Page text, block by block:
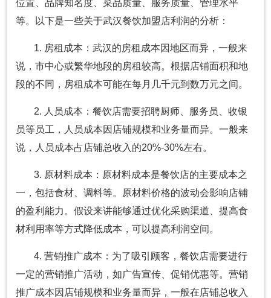
位置、品牌知名度、菜品质量、服务质量、管理水平
等。以下是一些关于武汉餐饮加盟店利润的分析：
1. 房租成本：武汉的房租成本因地区而异，一般来
说，市中心或繁华地段的房租较高。根据店铺面积和地
段的不同，房租成本可能在每月几千元到数万元之间。
2. 人员成本：餐饮店需要招聘厨师、服务员、收银
员等员工，人员成本因店铺规模和业务量而异。一般来
说，人员成本占店铺总收入的20%-30%左右。
3. 原材料成本：原材料成本是餐饮店的主要成本之
一，包括食材、调料等。原材料价格的波动会影响店铺
的盈利能力。假设来讲能够通过优化采购渠道、提高食
材利用率等方式降低成本，可以提高利润空间。
4. 营销推广成本：为了吸引顾客，餐饮店需要进行
一定的营销推广活动，如广告宣传、促销优惠等。营销
推广成本因店铺规模和业务量而异，一般在店铺总收入